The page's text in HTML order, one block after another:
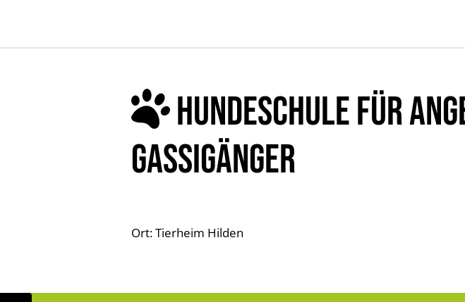
HUNDESCHULE FÜR
GASSIGÄNGER
Ort: Tierheim Hilden